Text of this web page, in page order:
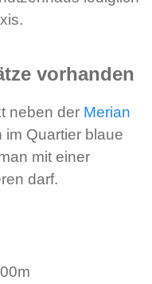
vorhanden
neben der Merian
im Quartier blaue
mit einer
darf.